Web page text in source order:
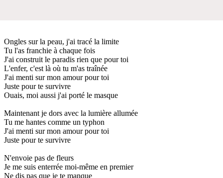
Ongles sur la peau, j'ai tracé la limite
Tu l'as franchie à chaque fois
J'ai construit le paradis rien que pour toi
L'enfer, c'est là où tu m'as traînée
J'ai menti sur mon amour pour toi
Juste pour te survivre
Ouais, moi aussi j'ai porté le masque
Maintenant je dors avec la lumière allumée
Tu me hantes comme un typhon
J'ai menti sur mon amour pour toi
Juste pour te survivre
N'envoie pas de fleurs
Je me suis enterrée moi-même en premier
Ne dis pas que je te manque